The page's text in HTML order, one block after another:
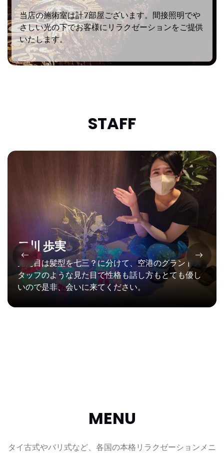
当店の施術室は計7部屋ございます。間接照明でや
さしい光の下でお客様にリラクゼーションをご提供
いたします。
STAFF
二川 歩実
見た目は髪型を七三？に分けて、空港のグランドス
タッフのような見た目で性格も話し方もとても優し
いので是非、会いに来てください。
MENU
タイ古式やバリ式など、各国の本格リラクゼーションメニ